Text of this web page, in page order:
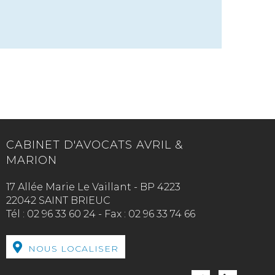
CABINET D'AVOCATS AVRIL &
MARION
17 Allée Marie Le Vaillant - BP 4223
22042 SAINT BRIEUC
Tél : 02 96 33 60 24 - Fax : 02 96 33 74 66
NOUS LOCALISER